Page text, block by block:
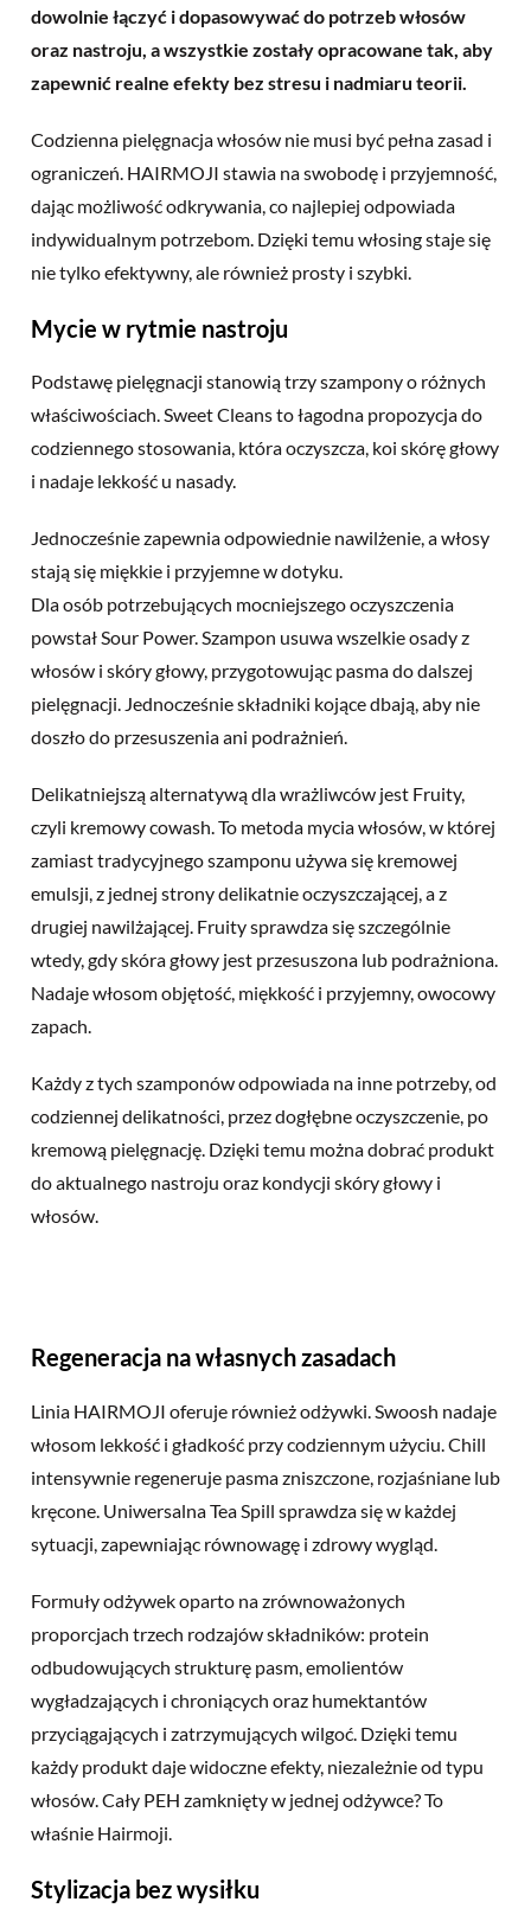
dowolnie łączyć i dopasowywać do potrzeb włosów
oraz nastroju, a wszystkie zostały opracowane tak, aby
zapewnić realne efekty bez stresu i nadmiaru teorii.
Codzienna pielęgnacja włosów nie musi być pełna zasad i
ograniczeń. HAIRMOJI stawia na swobodę i przyjemność,
dając możliwość odkrywania, co najlepiej odpowiada
indywidualnym potrzebom. Dzięki temu włosing staje się
nie tylko efektywny, ale również prosty i szybki.
Mycie w rytmie nastroju
Podstawę pielęgnacji stanowią trzy szampony o różnych
właściwościach. Sweet Cleans to łagodna propozycja do
codziennego stosowania, która oczyszcza, koi skórę głowy
i nadaje lekkość u nasady.
Jednocześnie zapewnia odpowiednie nawilżenie, a włosy
stają się miękkie i przyjemne w dotyku.
Dla osób potrzebujących mocniejszego oczyszczenia
powstał Sour Power. Szampon usuwa wszelkie osady z
włosów i skóry głowy, przygotowując pasma do dalszej
pielęgnacji. Jednocześnie składniki kojące dbają, aby nie
doszło do przesuszenia ani podrażnień.
Delikatniejszą alternatywą dla wrażliwców jest Fruity,
czyli kremowy cowash. To metoda mycia włosów, w której
zamiast tradycyjnego szamponu używa się kremowej
emulsji, z jednej strony delikatnie oczyszczającej, a z
drugiej nawilżającej. Fruity sprawdza się szczególnie
wtedy, gdy skóra głowy jest przesuszona lub podrażniona.
Nadaje włosom objętość, miękkość i przyjemny, owocowy
zapach.
Każdy z tych szamponów odpowiada na inne potrzeby, od
codziennej delikatności, przez dogłębne oczyszczenie, po
kremową pielęgnację. Dzięki temu można dobrać produkt
do aktualnego nastroju oraz kondycji skóry głowy i
włosów.
Regeneracja na własnych zasadach
Linia HAIRMOJI oferuje również odżywki. Swoosh nadaje
włosom lekkość i gładkość przy codziennym użyciu. Chill
intensywnie regeneruje pasma zniszczone, rozjaśniane lub
kręcone. Uniwersalna Tea Spill sprawdza się w każdej
sytuacji, zapewniając równowagę i zdrowy wygląd.
Formuły odżywek oparto na zrównoważonych
proporcjach trzech rodzajów składników: protein
odbudowujących strukturę pasm, emolientów
wygładzających i chroniących oraz humektantów
przyciągających i zatrzymujących wilgoć. Dzięki temu
każdy produkt daje widoczne efekty, niezależnie od typu
włosów. Cały PEH zamknięty w jednej odżywce? To
właśnie Hairmoji.
Stylizacja bez wysiłku